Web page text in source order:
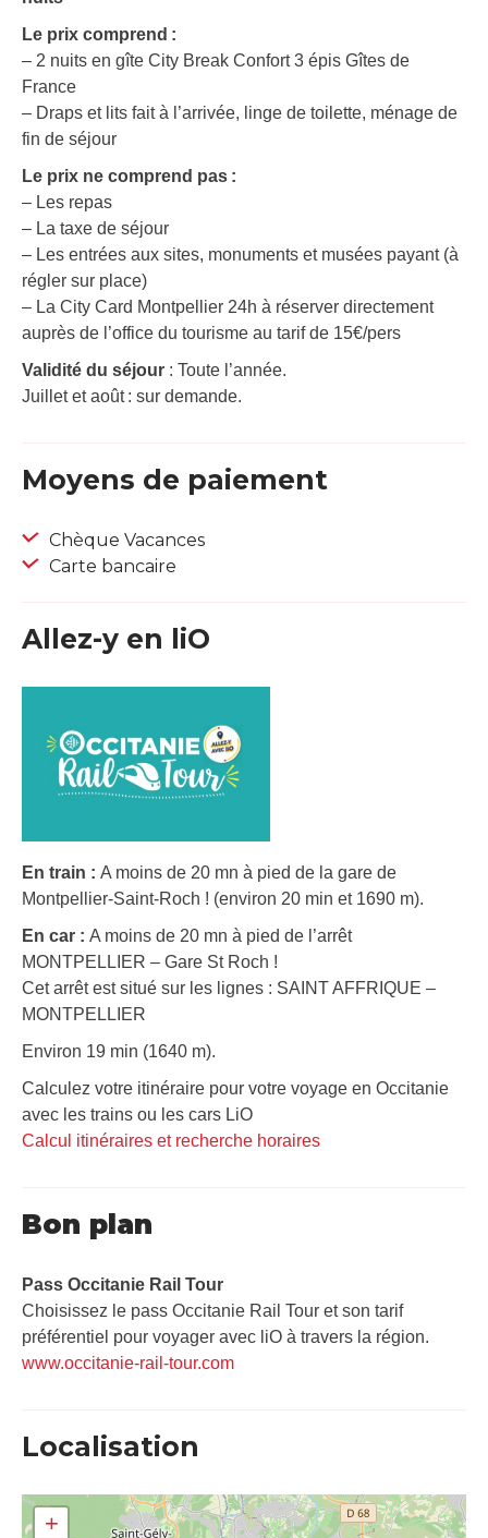
Le prix comprend :
– 2 nuits en gîte City Break Confort 3 épis Gîtes de
France
– Draps et lits fait à l’arrivée, linge de toilette, ménage de
fin de séjour
Le prix ne comprend pas :
– Les repas
– La taxe de séjour
– Les entrées aux sites, monuments et musées payant (à
régler sur place)
– La City Card Montpellier 24h à réserver directement
auprès de l’office du tourisme au tarif de 15€/pers
Validité du séjour : Toute l’année.
Juillet et août : sur demande.
Moyens de paiement
Chèque Vacances
Carte bancaire
Allez-y en liO
En train : A moins de 20 mn à pied de la gare de
Montpellier-Saint-Roch ! (environ 20 min et 1690 m).
En car : A moins de 20 mn à pied de l’arrêt
MONTPELLIER – Gare St Roch !
Cet arrêt est situé sur les lignes : SAINT AFFRIQUE –
MONTPELLIER
Environ 19 min (1640 m).
Calculez votre itinéraire pour votre voyage en Occitanie
avec les trains ou les cars LiO
Calcul itinéraires et recherche horaires
Bon plan
Pass Occitanie Rail Tour​
Choisissez le pass Occitanie Rail Tour et son tarif
préférentiel pour voyager avec liO à travers la région.
www.occitanie-rail-tour.com
Localisation
+